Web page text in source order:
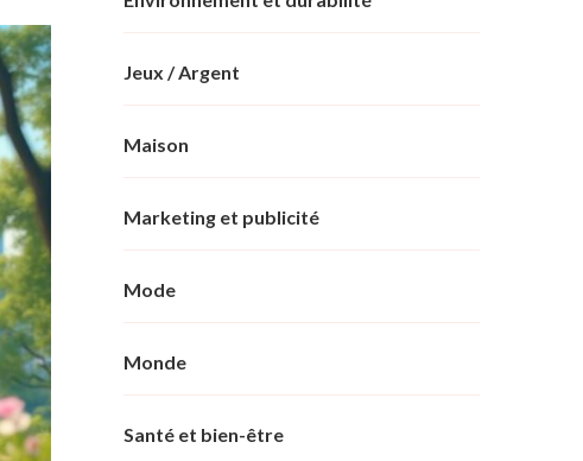
Jeux / Argent
Maison
Marketing et publicité
Mode
Monde
Santé et bien-être